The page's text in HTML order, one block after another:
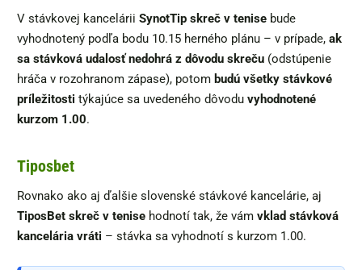
V stávkovej kancelárii SynotTip skreč v tenise bude
vyhodnotený podľa bodu 10.15 herného plánu – v prípade, ak
sa stávková udalosť nedohrá z dôvodu skreču (odstúpenie
hráča v rozohranom zápase), potom budú všetky stávkové
príležitosti týkajúce sa uvedeného dôvodu vyhodnotené
kurzom 1.00.
Tiposbet
Rovnako ako aj ďalšie slovenské stávkové kancelárie, aj
TiposBet skreč v tenise hodnotí tak, že vám vklad stávková
kancelária vráti – stávka sa vyhodnotí s kurzom 1.00.